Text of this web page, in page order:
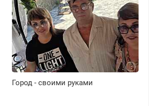
Город - своими руками